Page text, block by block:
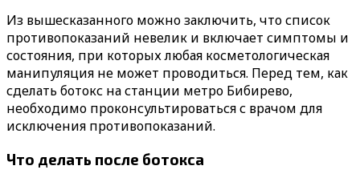
Из вышесказанного можно заключить, что список
противопоказаний невелик и включает симптомы и
состояния, при которых любая косметологическая
манипуляция не может проводиться. Перед тем, как
сделать ботокс на станции метро Бибирево,
необходимо проконсультироваться с врачом для
исключения противопоказаний.
Что делать после ботокса